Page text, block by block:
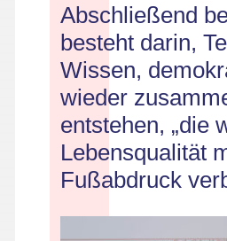
Abschließend
besteht darin,
Wissen,
wieder
entstehen, „die
Lebensqualität
Fußabdruck